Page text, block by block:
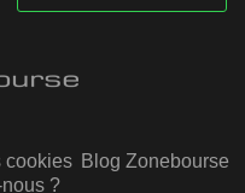
cookies Blog Zonebourse
?